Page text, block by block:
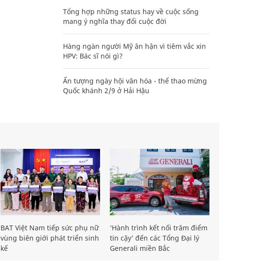
Tổng hợp những status hay về cuộc sống
mang ý nghĩa thay đổi cuộc đời
Hàng ngàn người Mỹ ân hận vì tiêm vắc xin
HPV: Bác sĩ nói gì?
Ấn tượng ngày hội văn hóa - thể thao mừng
Quốc khánh 2/9 ở Hải Hậu
BAT Việt Nam tiếp sức phụ nữ
vùng biên giới phát triển sinh
kế
‘Hành trình kết nối trăm điểm
tin cậy’ đến các Tổng Đại lý
Generali miền Bắc